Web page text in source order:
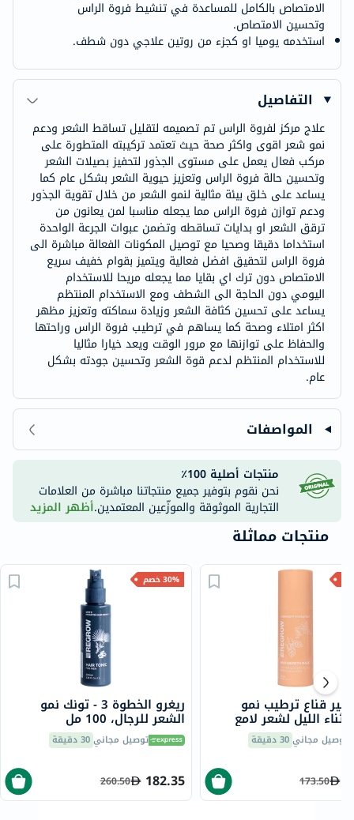
الامتصاص بالكامل للمساعدة في تنشيط فروة الراس
وتحسين الامتصاص.
استخدمه يوميا او كجزء من روتين علاجي دون شطف.
التفاصيل
علاج مركز لفروة الراس تم تصميمه لتقليل تساقط الشعر ودعم
نمو شعر اقوى واكثر صحة حيث تعتمد تركيبته المتطورة على
مركب فعال يعمل على مستوى الجذور لتحفيز بصيلات الشعر
وتحسين حالة فروة الراس وتعزيز حيوية الشعر بشكل عام كما
يساعد على خلق بيئة مثالية لنمو الشعر من خلال تقوية الجذور
ودعم توازن فروة الراس مما يجعله مناسبا لمن يعانون من
ترقق الشعر او بدايات تساقطه وتضمن عبوات الجرعة الواحدة
استخداما دقيقا وصحيا مع توصيل المكونات الفعالة مباشرة الى
فروة الراس لتحقيق افضل فعالية ويتميز بقوام خفيف سريع
الامتصاص دون ترك اي بقايا مما يجعله مريحا للاستخدام
اليومي دون الحاجة الى الشطف ومع الاستخدام المنتظم
يساعد على تحسين كثافة الشعر وزيادة سماكته وتعزيز مظهر
اكثر امتلاء وصحة كما يساهم في ترطيب فروة الراس وراحتها
والحفاظ على توازنها مع مرور الوقت ويعد خيارا مثاليا
للاستخدام المنتظم لدعم قوة الشعر وتحسين جودته بشكل
عام.
المواصفات
منتجات أصلية 100٪
نحن نقوم بتوفير جميع منتجاتنا مباشرة من العلامات
التجارية الموثوقة والموزّعين المعتمدين.أظهر المزيد
منتجات مماثلة
30% خصم
ريغرو الخطوة 3 - تونك نمو
الشعر للرجال، 100 مل
توصيل مجاني 30 دقيقة
182.35
260.50
هير قناع ترطيب نمو
الليل لشعر لامع
توصيل مجاني30 دقيقة
173.50